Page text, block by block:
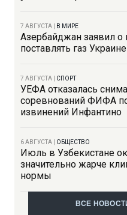
7 АВГУСТА В МИРЕ
Азербайджан заявил о
поставлять газ Украине
7 АВГУСТА СПОРТ
УЕФА отказалась
соревнований ФИФА
извинений Инфантино
6 АВГУСТА ОБЩЕСТВО
Июль в Узбекистане
значительно жарче
нормы
ВСЕ